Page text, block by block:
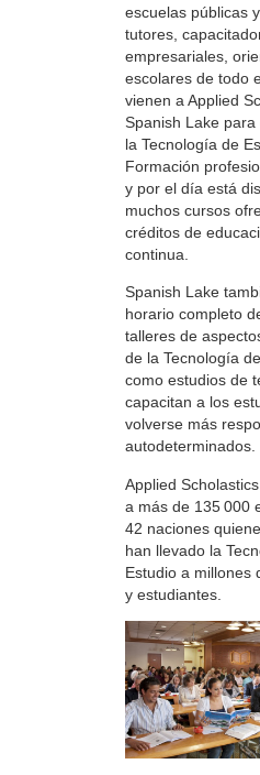
escuelas públicas
tutores,
empresariales,
escolares de todo
vienen a Applied
Spanish Lake
la Tecnología de
Formación
y por el día está
muchos cursos
créditos de
continua.
Spanish Lake
horario completo
talleres de
de la Tecnología
como estudios de
capacitan a los
volverse más
autodeterminados.
Applied
a más de 135 000
42 naciones
han llevado la
Estudio a millones
y estudiantes.